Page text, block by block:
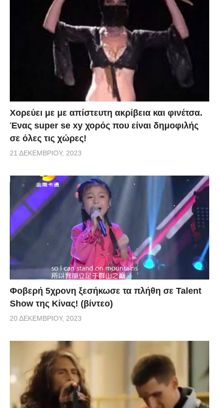
Χορεύει με με απίστευτη ακρίβεια και φινέτσα.
Ένας super se xy χορός που είναι δημοφιλής
σε όλες τις χώρες!
21 ΔΕΚΕΜΒΡΊΟΥ, 2023
Φοβερή 5χρονη ξεσήκωσε τα πλήθη σε Talent
Show της Κίνας! (βίντεο)
20 ΔΕΚΕΜΒΡΊΟΥ, 2023